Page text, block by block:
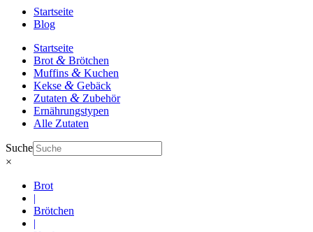
Startseite
Blog
Startseite
Brot & Brötchen
Muffins & Kuchen
Kekse & Gebäck
Zutaten & Zubehör
Ernährungstypen
Alle Zutaten
Suche
×
Brot
|
Brötchen
|